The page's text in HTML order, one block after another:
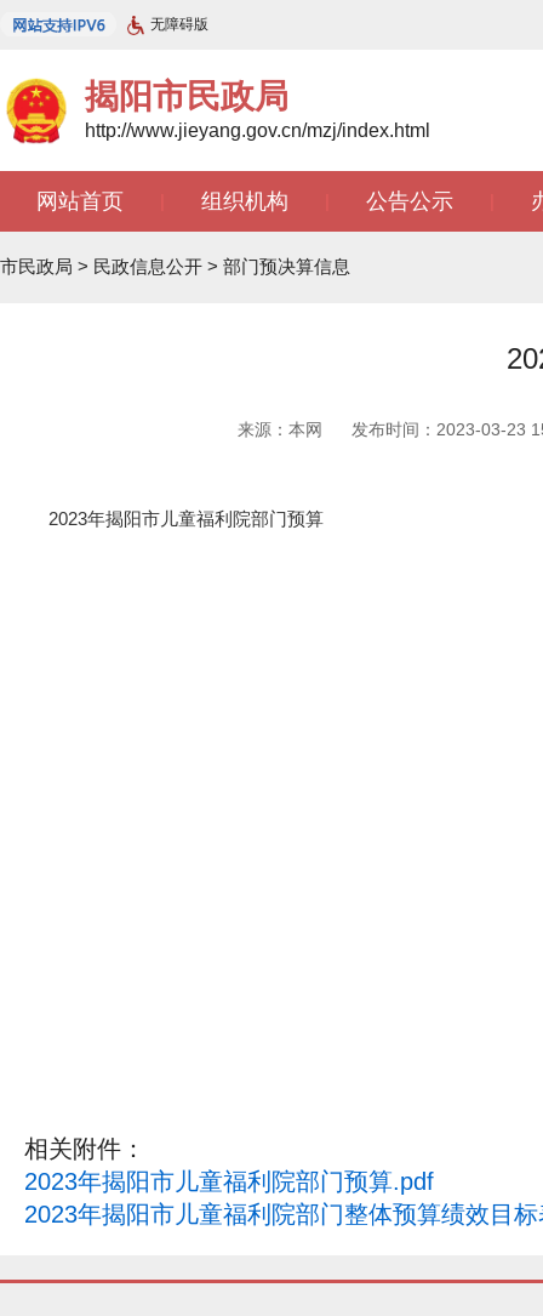
无障碍版
揭阳市民政局
http://www.jieyang.gov.cn/mzj/index.html
网站首页 组织机构 公告公示
市民政局 > 民政信息公开 > 部门预决算信息
来源：本网 发布时间：2023-03-23
2023年揭阳市儿童福利院部门预算
相关附件：
2023年揭阳市儿童福利院部门预算.pdf
2023年揭阳市儿童福利院部门整体预算绩效目